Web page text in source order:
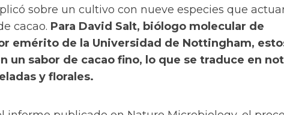
sobre un cultivo con nueve especies que
cacao. Para David Salt, biólogo molecular de
emérito de la Universidad de Nottingham,
un sabor de cacao fino, lo que se traduce en
y florales.